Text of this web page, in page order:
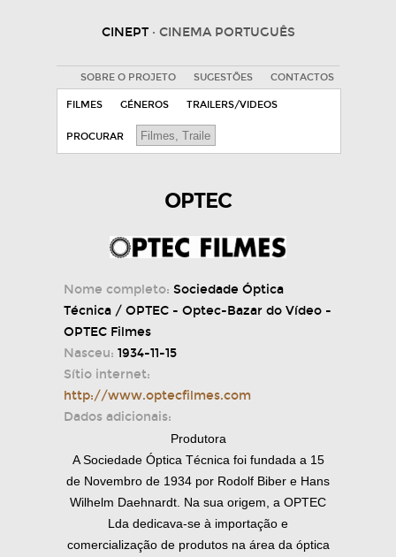
CINEPT · CINEMA PORTUGUÊS
SOBRE O PROJETO SUGESTÕES CONTACTOS
FILMES GÉNEROS TRAILERS/VIDEOS
PROCURAR
OPTEC
Nome completo: Sociedade Óptica
Técnica / OPTEC - Optec-Bazar do Vídeo -
OPTEC Filmes
Nasceu: 1934-11-15
Sítio internet:
http://www.optecfilmes.com
Dados adicionais:
Produtora
A Sociedade Óptica Técnica foi fundada a 15
de Novembro de 1934 por Rodolf Biber e Hans
Wilhelm Daehnardt. Na sua origem, a OPTEC
Lda dedicava-se à importação e
comercialização de produtos na área da óptica